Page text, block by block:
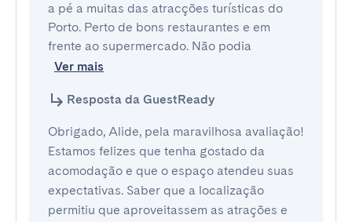
a pé a muitas das atracções turísticas do
Porto. Perto de bons restaurantes e em
frente ao supermercado. Não podia
Ver mais
Resposta da GuestReady
Obrigado, Alide, pela maravilhosa avaliação!
Estamos felizes que tenha gostado da
acomodação e que o espaço atendeu suas
expectativas. Saber que a localização
permitiu que aproveitassem as atrações e